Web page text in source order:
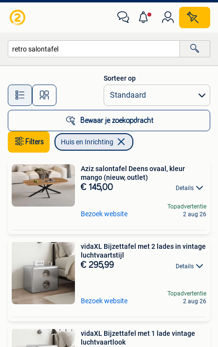
Alle afstanden…
Sorteer op
Bewaar je zoekopdracht
Filters Huis en Inrichting
Aziz salontafel Deens ovaal, kleur
mango (nieuw, outlet)
€ 145,00 Details
Bezoek website
Topadvertentie
2 aug 26
vidaXL Bijzettafel met 2 lades in vintage
luchtvaartstijl
€ 295,99 Details
Bezoek website
Topadvertentie
2 aug 26
vidaXL Bijzettafel met 1 lade vintage
luchtvaartlook